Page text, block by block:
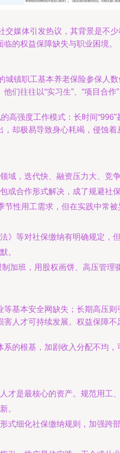
媒体引发热议，其背景是不
的权益保障缺失与职业困境。
城镇职工基本养老保险参保
们往往以“实习生”、“项目合
高强度工作模式：长时间
却极易导致身心耗竭，侵蚀着
域，迭代快、融资压力大、竞
合作形式解决，成了规避社保
节性用工需求，但在实践中常
》等对社保缴纳有明确规定
。
加班，用股权画饼、高压管
基本安全网缺失；长期高压则
人才可持续发展。权益保障
的根基，加剧收入分配不均，
才是最核心的资产。规范用
。
式细化社保缴纳规则，加强